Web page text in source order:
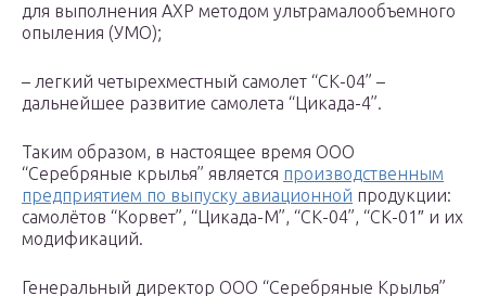
для выполнения АХР методом ультрамалообъемного
опыления (УМО);
– легкий четырехместный самолет “СК-04” –
дальнейшее развитие самолета “Цикада-4”.
Таким образом, в настоящее время ООО
“Серебряные крылья” является производственным
предприятием по выпуску авиационной продукции:
самолётов “Корвет”, “Цикада-М”, “СК-04”, “СК-01″ и их
модификаций.
Генеральный директор ООО “Серебряные Крылья”